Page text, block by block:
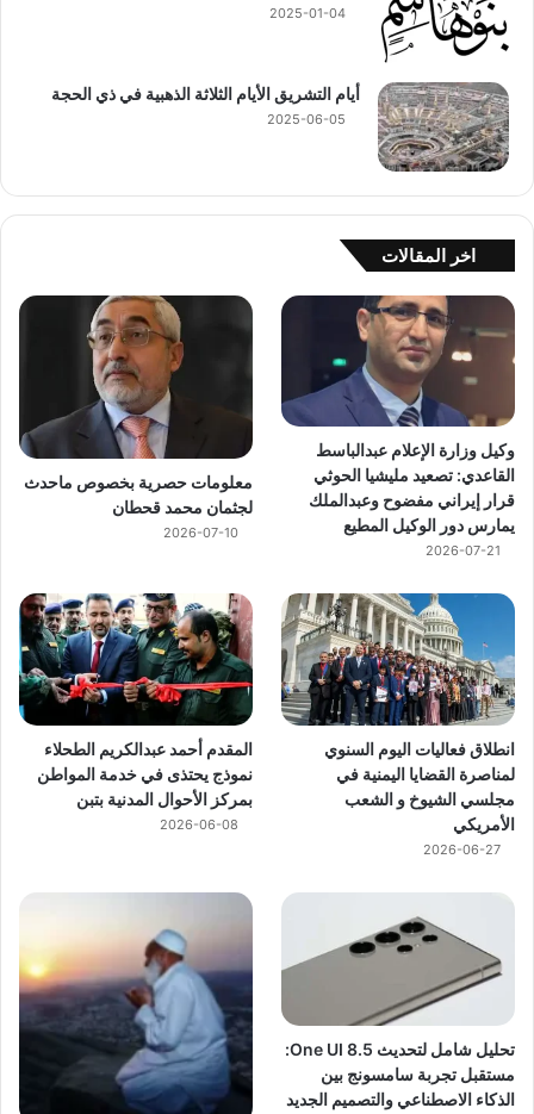
2025-01-04
أيام التشريق الأيام الثلاثة الذهبية في ذي الحجة
2025-06-05
اخر المقالات
وكيل وزارة الإعلام عبدالباسط
القاعدي: تصعيد مليشيا الحوثي
قرار إيراني مفضوح وعبدالملك
يمارس دور الوكيل المطيع
2026-07-21
معلومات حصرية بخصوص ماحدث
لجثمان محمد قحطان
2026-07-10
انطلاق فعاليات اليوم السنوي
لمناصرة القضايا اليمنية في
مجلسي الشيوخ و الشعب
الأمريكي
2026-06-27
المقدم أحمد عبدالكريم الطحلاء
نموذج يحتذى في خدمة المواطن
بمركز الأحوال المدنية بتبن
2026-06-08
تحليل شامل لتحديث One UI 8.5:
مستقبل تجربة سامسونج بين
الذكاء الاصطناعي والتصميم الجديد